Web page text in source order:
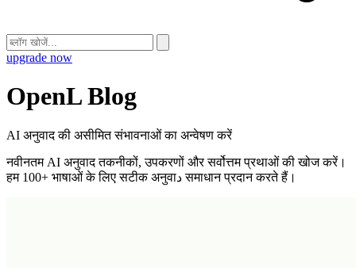
upgrade now
OpenL Blog
AI अनुवाद की असीमित संभावनाओं का अन्वेषण करें
नवीनतम AI अनुवाद तकनीकों, उपकरणों और सर्वोत्तम प्रथाओं की खोज करें।
हम 100+ भाषाओं के लिए सटीक अनुवाد समाधान प्रदान करते हैं।